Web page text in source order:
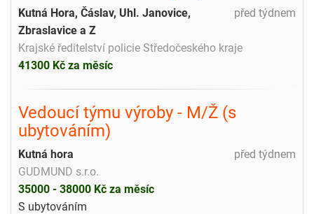
před týdnem
Kutná Hora, Čáslav, Uhl. Janovice,
Zbraslavice a Z
Krajské ředitelství policie Středočeského kraje
41300 Kč za měsíc
Vedoucí týmu výroby - M/Ž (s
ubytováním)
před týdnem
Kutná hora
GUDMUND s.r.o.
35000 - 38000 Kč za měsíc
S ubytováním